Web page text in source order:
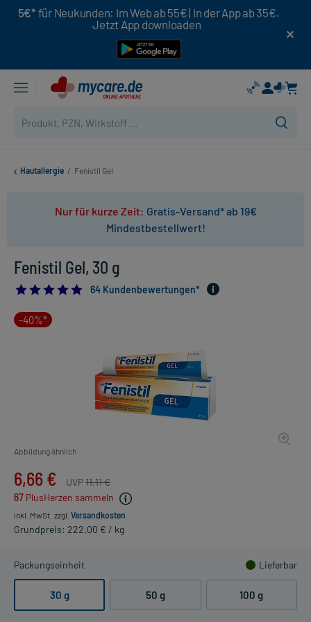
5€* für Neukunden: Im Web ab 55€ | In der App ab 35€.
Jetzt App downloaden
Hautallergie / Fenistil Gel
Nur für kurze Zeit: Gratis-Versand* ab 19€
Mindestbestellwert!
Fenistil Gel, 30 g
4.953125
64 Kundenbewertungen*
-40%*
Abbildung ähnlich
6,66 € UVP11,11 €
67 PlusHerzen sammeln
inkl. MwSt. zzgl. Versandkosten
Grundpreis: 222,00 € / kg
Packungseinheit Lieferbar
30 g 50 g 100 g